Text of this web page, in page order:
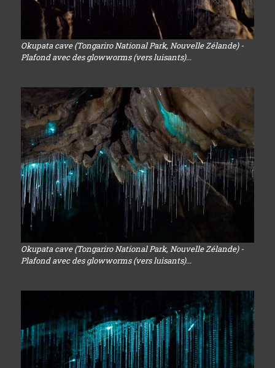
Okupata cave (Tongariro National Park, Nouvelle Zélande) -
Plafond avec des glowworms (vers luisants)...
Okupata cave (Tongariro National Park, Nouvelle Zélande) -
Plafond avec des glowworms (vers luisants)...